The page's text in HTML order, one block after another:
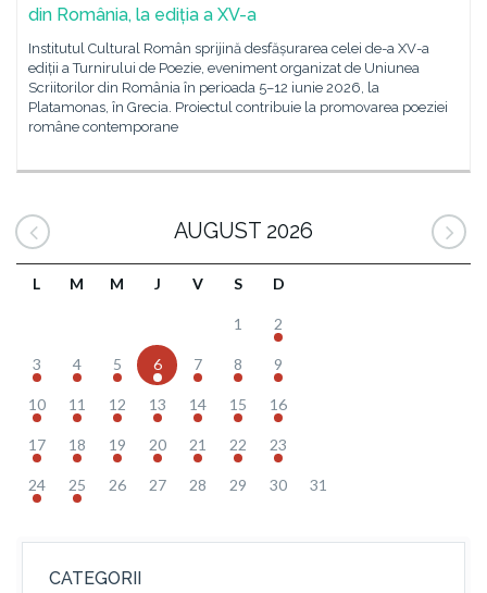
din România, la ediția a XV-a
Institutul Cultural Român sprijină desfășurarea celei de-a XV-a
ediții a Turnirului de Poezie, eveniment organizat de Uniunea
Scriitorilor din România în perioada 5–12 iunie 2026, la
Platamonas, în Grecia. Proiectul contribuie la promovarea poeziei
române contemporane
AUGUST 2026
L M M J V S D
1 2
3 4 5 6 7 8 9
10 11 12 13 14 15 16
17 18 19 20 21 22 23
24 25 26 27 28 29 30 31
CATEGORII